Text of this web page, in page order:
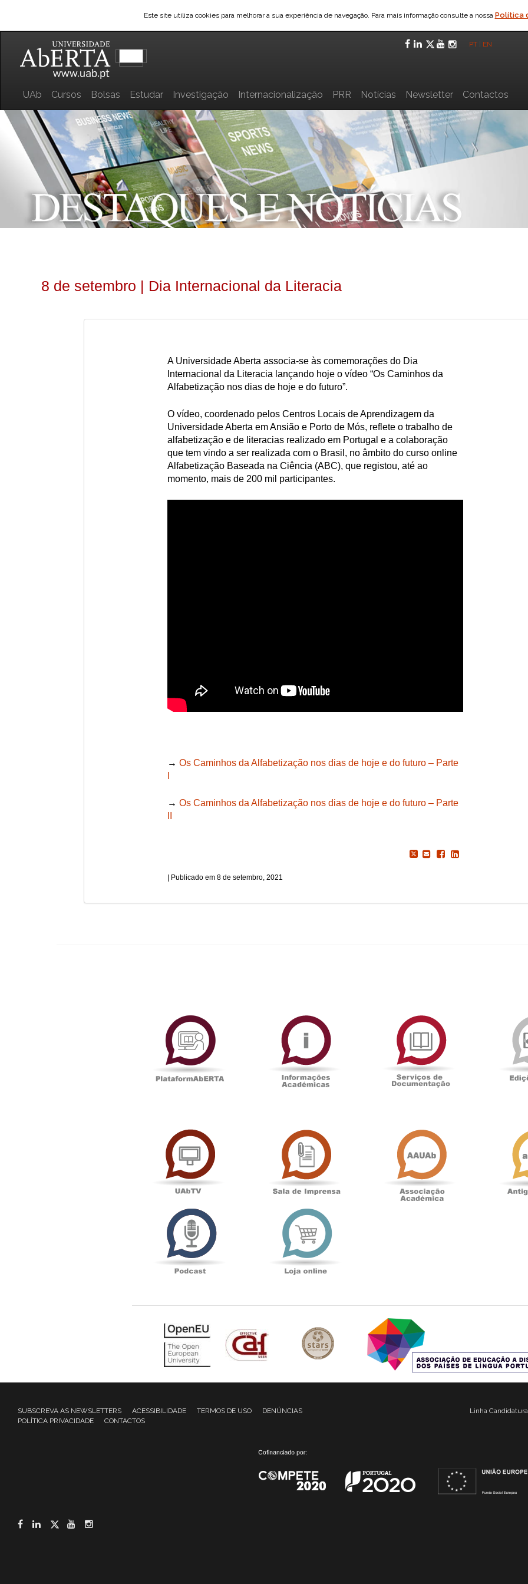
Este site utiliza cookies para melhorar a sua experiência de navegação. Para mais informação consulte a nossa Política
Facebook
LinkedIn
Twitter
YouTube
PT EN
UAb Cursos Bolsas Estudar Investigação Internacionalização PRR Notícias Newsletter Contactos
8 de setembro | Dia Internacional da Literacia
A Universidade Aberta associa-se às comemorações do Dia
Internacional da Literacia lançando hoje o vídeo “Os Caminhos da
Alfabetização nos dias de hoje e do futuro”.
O vídeo, coordenado pelos Centros Locais de Aprendizagem da
Universidade Aberta em Ansião e Porto de Mós, reflete o trabalho de
alfabetização e de literacias realizado em Portugal e a colaboração
que tem vindo a ser realizada com o Brasil, no âmbito do curso online
Alfabetização Baseada na Ciência (ABC), que registou, até ao
momento, mais de 200 mil participantes.
→ Os Caminhos da Alfabetização nos dias de hoje e do futuro – Parte
→ Os Caminhos da Alfabetização nos dias de hoje e do futuro – Parte
8 de setembro, 2021
PlataformAberta
Académicas
SUBSCREVA AS NEWSLETTERS ACESSIBILIDADE TERMOS DE USO
DENÚNCIAS
POLÍTICA PRIVACIDADE
CONTACTOS
Linha
Facebook
LinkedIn
Twitter
YouTube